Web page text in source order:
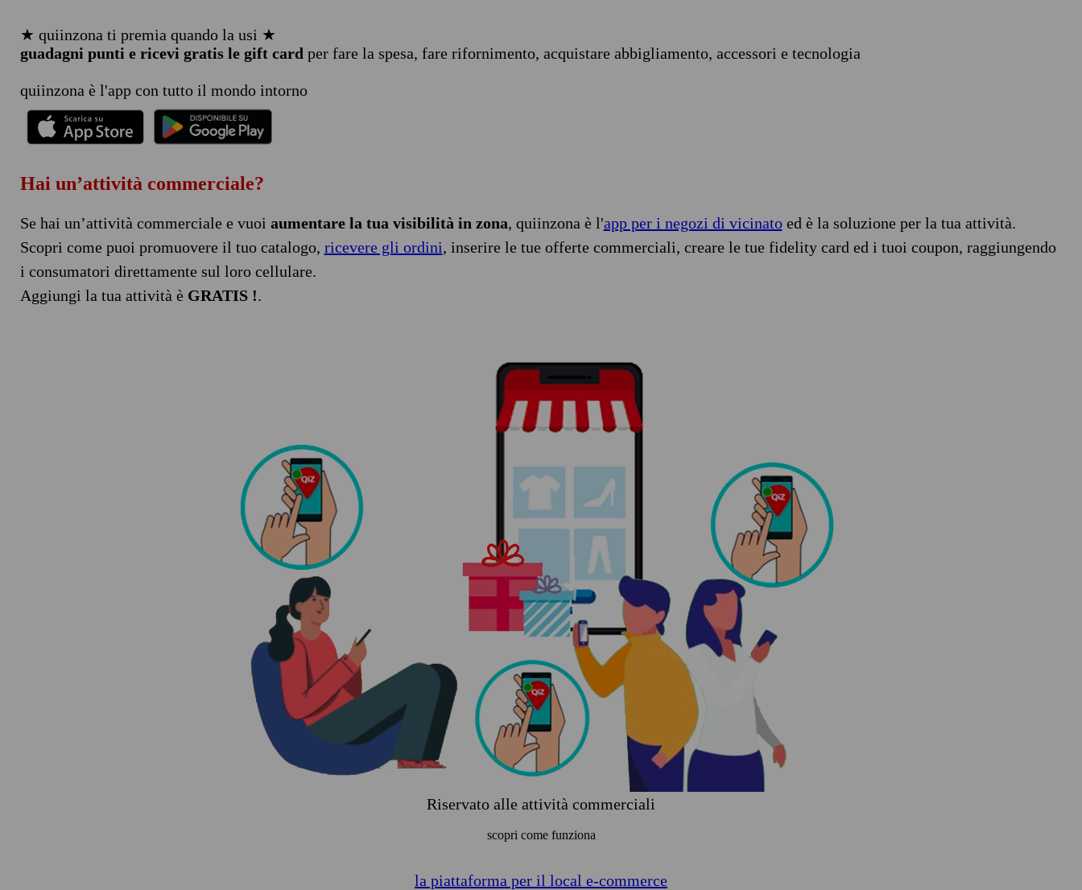
★ quiinzona ti premia quando la usi ★
guadagni punti e ricevi gratis le gift card per fare la spesa, fare rifornimento, acquistare abbigliamento, accessori e tecnologia
quiinzona è l'app con tutto il mondo intorno
Hai un’attività commerciale?
Se hai un’attività commerciale e vuoi aumentare la tua visibilità in zona, quiinzona è l'app per i negozi di vicinatoed è la soluzione per la tua attività.
Scopri come puoi promuovere il tuo catalogo, ricevere gli ordini, inserire le tue offerte commerciali, creare le tue fidelity card ed i tuoi coupon, raggiungendo
i consumatori direttamente sul loro cellulare.
Aggiungi la tua attività è GRATIS !.
Riservato alle attività commerciali
scopri come funziona
la piattaforma per il local e-commerce